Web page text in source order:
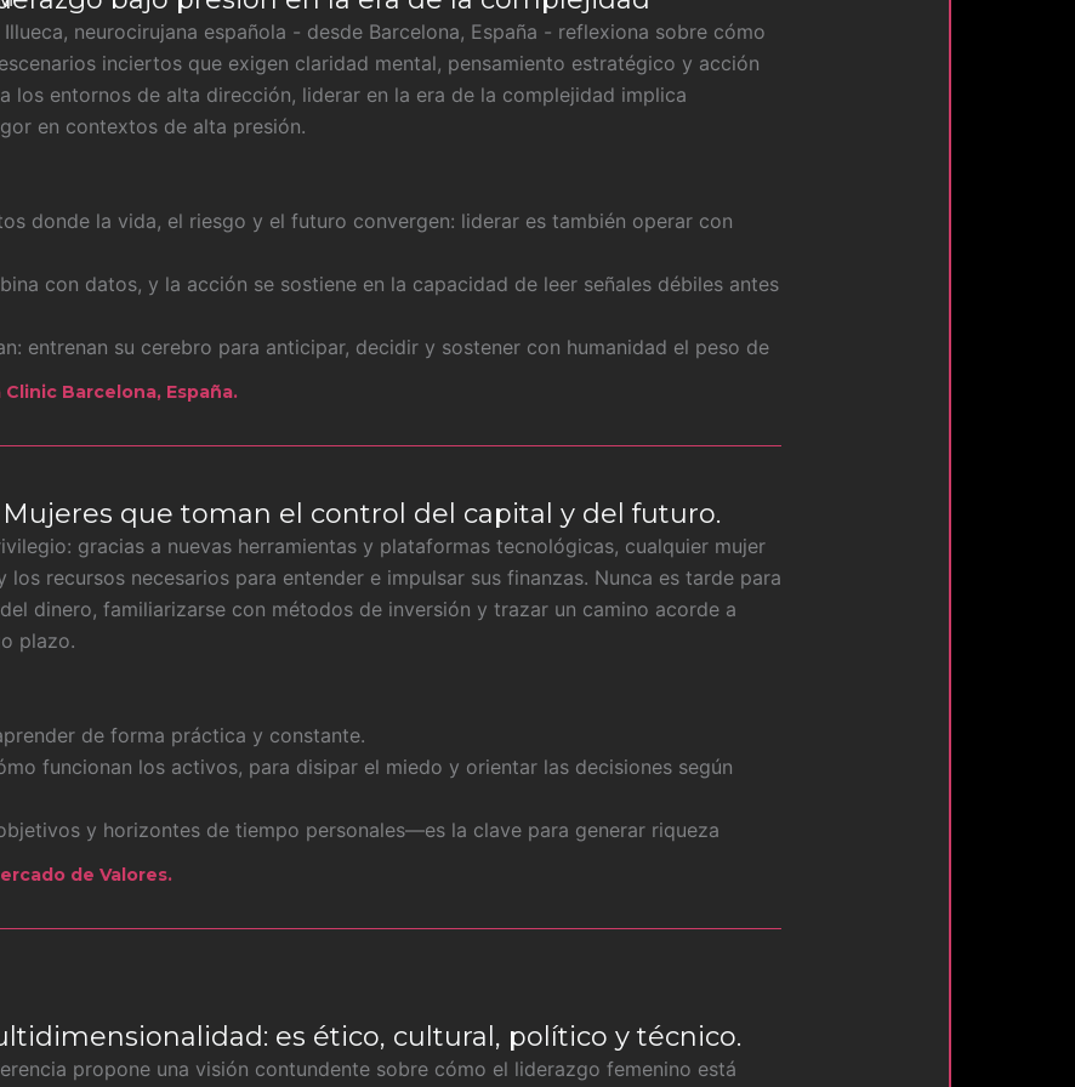
neurocirujana española - desde Barcelona, España - reflexiona sobre cómo
inciertos que exigen claridad mental, pensamiento estratégico y acción
los entornos de alta dirección, liderar en la era de la complejidad implica
en contextos de alta presión.
donde la vida, el riesgo y el futuro convergen: liderar es también operar con
con datos, y la acción se sostiene en la capacidad de leer señales débiles antes
entrenan su cerebro para anticipar, decidir y sostener con humanidad el peso de
Barcelona, España.
que toman el control del capital y del futuro.
gracias a nuevas herramientas y plataformas tecnológicas, cualquier mujer
recursos necesarios para entender e impulsar sus finanzas. Nunca es tarde para
dinero, familiarizarse con métodos de inversión y trazar un camino acorde a
plazo.
de forma práctica y constante.
funcionan los activos, para disipar el miedo y orientar las decisiones según
y horizontes de tiempo personales—es la clave para generar riqueza
de Valores.
es ético, cultural, político y técnico.
propone una visión contundente sobre cómo el liderazgo femenino está